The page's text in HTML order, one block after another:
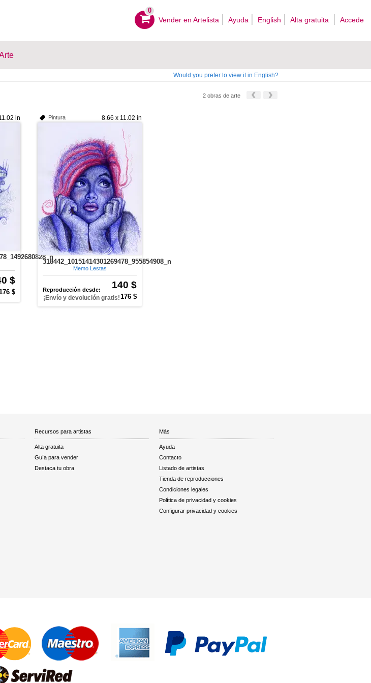
0
Vender en Artelista Ayuda English Alta gratuita Accede
Would you prefer to view it in English?
2 obras de arte
in
$
$
8.66 x 11.02 in
Pintura
318442_10151414301269478_955854908_n
Memo Lestas
140 $
Reproducción desde:
176 $
¡Envío y devolución gratis!
Recursos para artistas
Alta gratuita
Guía para vender
Destaca tu obra
Más
Ayuda
Contacto
Listado de artistas
Tienda de reproducciones
Condiciones legales
Política de privacidad y cookies
Configurar privacidad y cookies